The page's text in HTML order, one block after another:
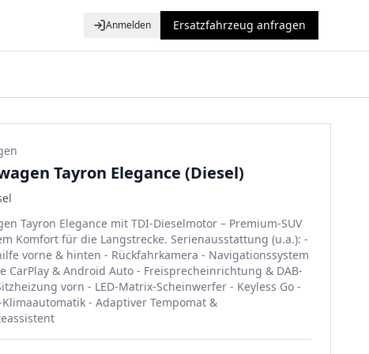
Anmelden Ersatzfahrzeug anfragen
Tayron Elegance (Diesel)
Tayron Elegance mit TDI-Dieselmotor – Premium-SUV
Komfort für die Langstrecke. Serienausstattung (u.a.): -
vorne & hinten - Rückfahrkamera - Navigationssystem
CarPlay & Android Auto - Freisprecheinrichtung & DAB-
vorn - LED-Matrix-Scheinwerfer - Keyless Go -
- Adaptiver Tempomat &